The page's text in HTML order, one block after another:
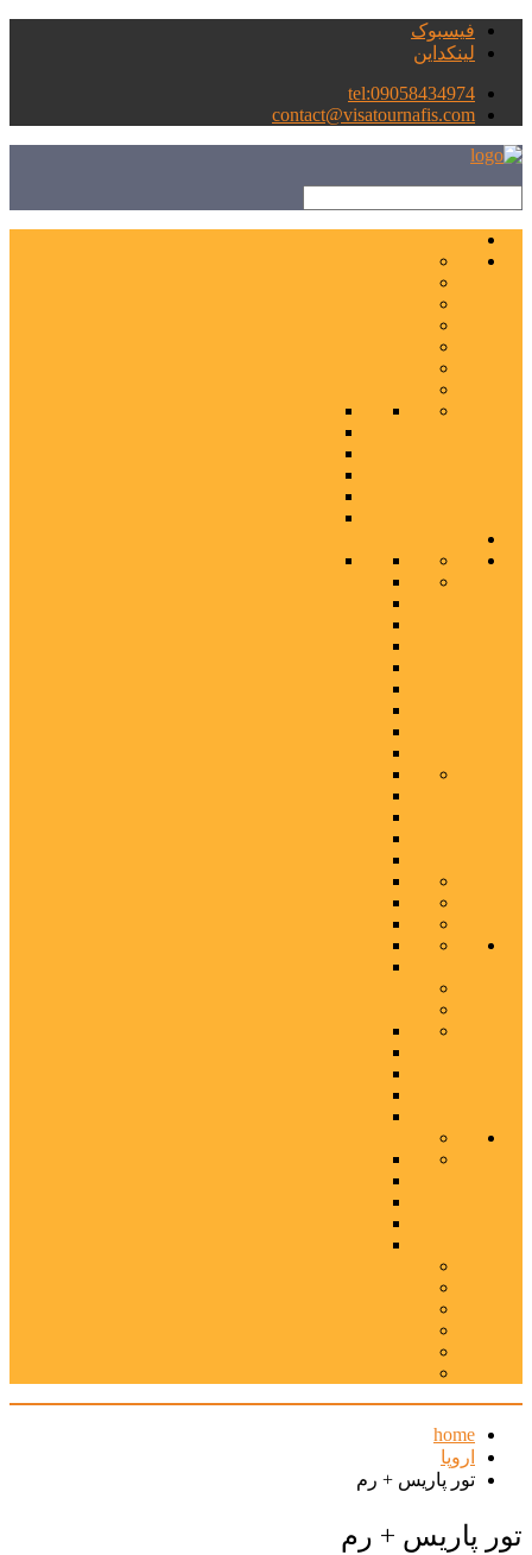
فیسبوک
لینکداین
tel:09058434974
contact@visatournafis.com
home
اروپا
تور پاریس + رم
تور پاریس + رم